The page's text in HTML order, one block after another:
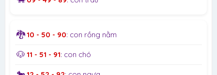
🐉10 - 50 - 90: con rồng nằm
🐶 11 - 51 - 91: con chó